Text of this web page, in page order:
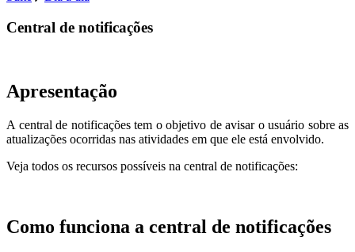
Central de notificações
Apresentação
A central de notificações tem o objetivo de avisar o usuário sobre as
atualizações ocorridas nas atividades em que ele está envolvido.
Veja todos os recursos possíveis na central de notificações:
Como funciona a central de notificações